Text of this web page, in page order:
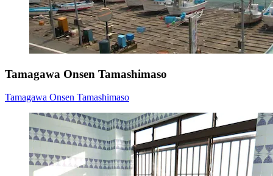
Tamagawa Onsen Tamashimaso
Tamagawa Onsen Tamashimaso